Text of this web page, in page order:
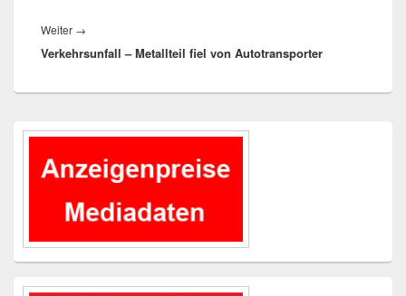
Weiter →
Beitrag:
Verkehrsunfall – Metallteil fiel von Autotransporter
Primärer
Widgetbereich